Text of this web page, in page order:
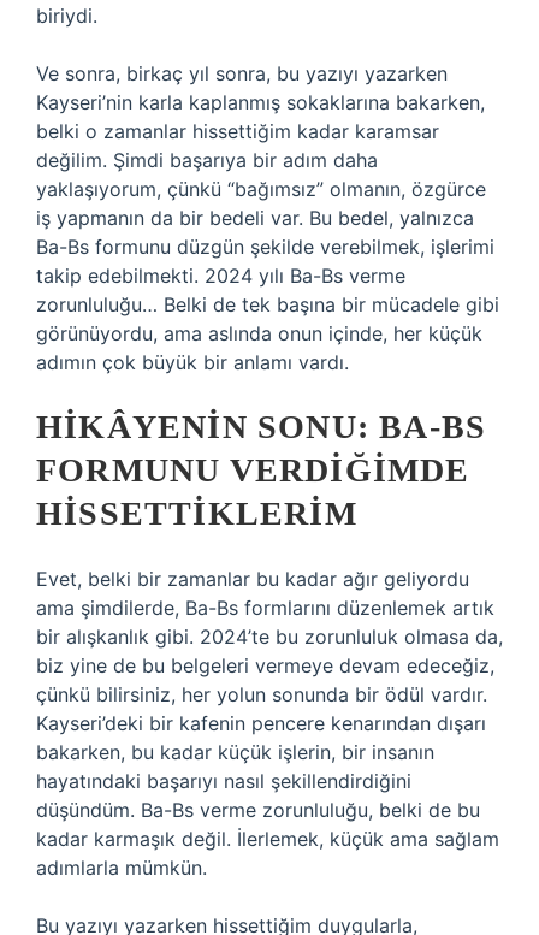
biriydi.
Ve sonra, birkaç yıl sonra, bu yazıyı yazarken
Kayseri’nin karla kaplanmış sokaklarına bakarken,
belki o zamanlar hissettiğim kadar karamsar
değilim. Şimdi başarıya bir adım daha
yaklaşıyorum, çünkü “bağımsız” olmanın, özgürce
iş yapmanın da bir bedeli var. Bu bedel, yalnızca
Ba-Bs formunu düzgün şekilde verebilmek, işlerimi
takip edebilmekti. 2024 yılı Ba-Bs verme
zorunluluğu… Belki de tek başına bir mücadele gibi
görünüyordu, ama aslında onun içinde, her küçük
adımın çok büyük bir anlamı vardı.
HIKÂYENIN SONU: BA-BS
FORMUNU VERDIĞIMDE
HISSETTIKLERIM
Evet, belki bir zamanlar bu kadar ağır geliyordu
ama şimdilerde, Ba-Bs formlarını düzenlemek artık
bir alışkanlık gibi. 2024’te bu zorunluluk olmasa da,
biz yine de bu belgeleri vermeye devam edeceğiz,
çünkü bilirsiniz, her yolun sonunda bir ödül vardır.
Kayseri’deki bir kafenin pencere kenarından dışarı
bakarken, bu kadar küçük işlerin, bir insanın
hayatındaki başarıyı nasıl şekillendirdiğini
düşündüm. Ba-Bs verme zorunluluğu, belki de bu
kadar karmaşık değil. İlerlemek, küçük ama sağlam
adımlarla mümkün.
Bu yazıyı yazarken hissettiğim duygularla,